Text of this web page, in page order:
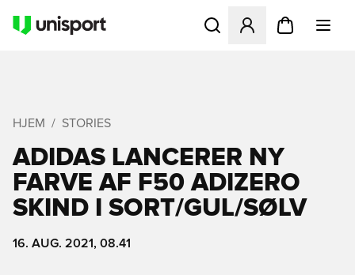
Åbner en Modal til at
HJEM STORIES
ADIDAS LANCERER NY
FARVE AF F50 ADIZERO
SKIND I SORT/GUL/SØLV
16. AUG. 2021, 08.41